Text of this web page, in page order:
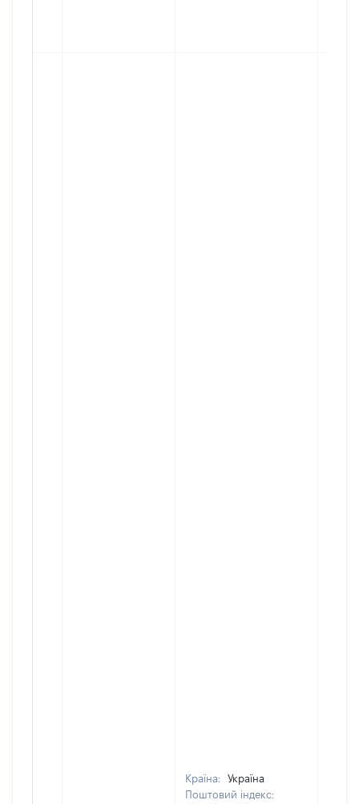
Країна:
Україна
Поштовий індекс: